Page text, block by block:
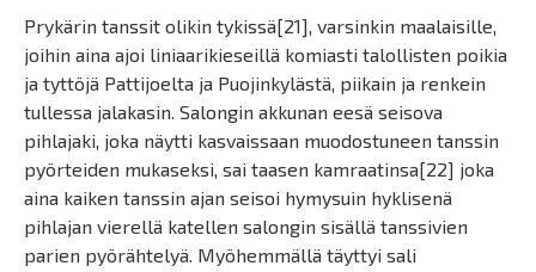
Prykärin tanssit olikin tykissä[21], varsinkin maalaisille,
joihin aina ajoi liniaarikieseillä komiasti talollisten poikia
ja tyttöjä Pattijoelta ja Puojinkylästä, piikain ja renkein
tullessa jalakasin. Salongin akkunan eesä seisova
pihlajaki, joka näytti kasvaissaan muodostuneen tanssin
pyörteiden mukaseksi, sai taasen kamraatinsa[22] joka
aina kaiken tanssin ajan seisoi hymysuin hyklisenä
pihlajan vierellä katellen salongin sisällä tanssivien
parien pyörähtelyä. Myöhemmällä täyttyi sali